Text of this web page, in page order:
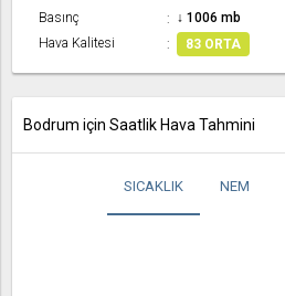
Basınç
↓ 1006 mb
Hava Kalitesi
83 ORTA
Bodrum için Saatlik Hava Tahmini
SICAKLIK NEM